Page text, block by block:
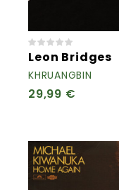
Leon Bridges
KHRUANGBIN
29,99 €